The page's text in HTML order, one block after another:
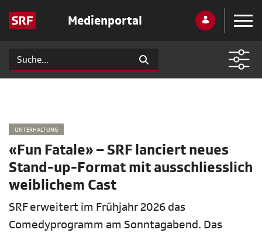
Medienportal
UNTERHALTUNG
«Fun Fatale» – SRF lanciert neues
Stand-up-Format mit ausschliesslich
weiblichem Cast
SRF erweitert im Frühjahr 2026 das
Comedyprogramm am Sonntagabend. Das